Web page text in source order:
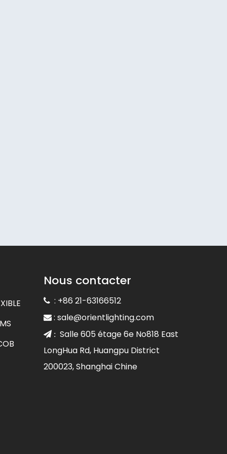
Nous contacter
 : +86 21-63166512
 : sale@orientlighting.com
 : Salle 605 étage 6e No818 East
LongHua Rd, Huangpu District
200023, Shanghai Chine